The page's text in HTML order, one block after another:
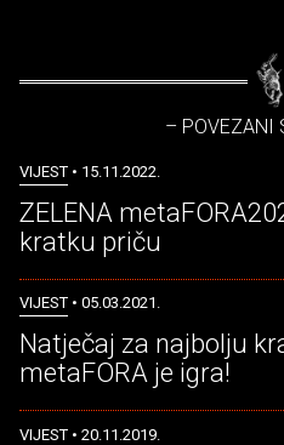
– POVEZANI
VIJEST • 15.11.2022.
ZELENA
kratku priču
VIJEST • 05.03.2021.
Natječaj za najbolju
metaFORA je igra!
VIJEST • 20.11.2019.